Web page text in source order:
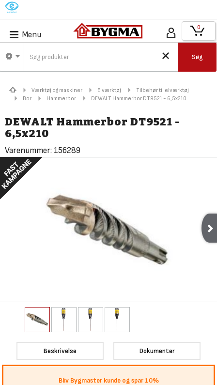
M
Menu
Søg
0
Værktøj og maskiner Elværktøj
Tilbehør til elværktøj
Bor
Hammerbor DEWALT Hammerbor DT9521 - 6,5x210
DEWALT Hammerbor DT9521 -
6,5x210
Varenummer: 156289
Beskrivelse Dokumenter
Bliv Bygmaster kunde og spar 10%